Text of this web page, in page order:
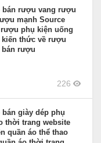
bán rượu vang rượu
mạnh Source
phụ kiện uống
thức về rượu
bán rượu
226
giày dép phụ
thời trang website
quần áo thể thao